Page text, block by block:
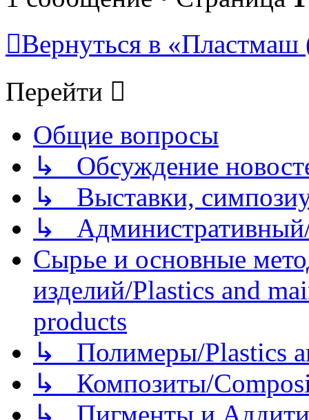
Вернуться в
Перейти
Общие вопросы
↳ Обсуждение
↳ Выставки,
↳
Сырье и основные
изделий/Plastics and
products
↳ Полимеры/Plastics
↳ Композиты/